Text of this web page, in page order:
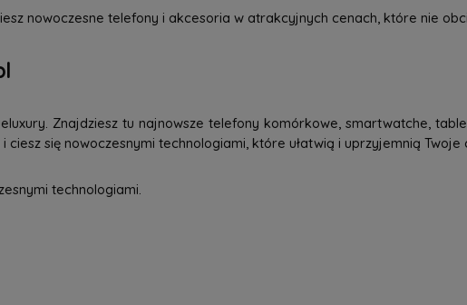
nowoczesne telefony i akcesoria w atrakcyjnych cenach, które nie
Znajdziesz tu najnowsze telefony komórkowe, smartwatche,
się nowoczesnymi technologiami, które ułatwią i uprzyjemnią Twoje
technologiami.